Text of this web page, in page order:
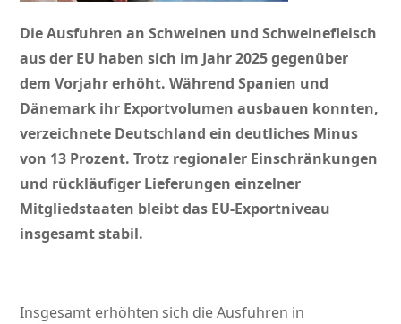
Die Ausfuhren an Schweinen und Schweinefleisch
aus der EU haben sich im Jahr 2025 gegenüber
dem Vorjahr erhöht. Während Spanien und
Dänemark ihr Exportvolumen ausbauen konnten,
verzeichnete Deutschland ein deutliches Minus
von 13 Prozent. Trotz regionaler Einschränkungen
und rückläufiger Lieferungen einzelner
Mitgliedstaaten bleibt das EU‑Exportniveau
insgesamt stabil.
Insgesamt erhöhten sich die Ausfuhren in